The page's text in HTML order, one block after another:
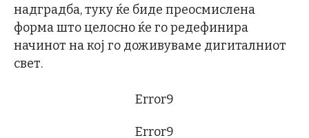
надградба, туку ќе биде преосмислена
форма што целосно ќе го редефинира
начинот на кој го доживуваме дигиталниот
свет.
Error9
Error9